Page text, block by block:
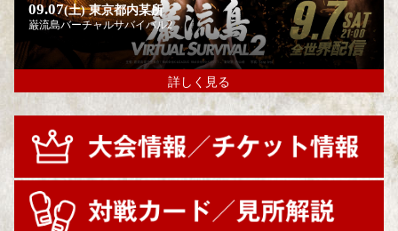
09.07(土)東京都内某所
巌流島バーチャルサバイバル2
詳しく見る